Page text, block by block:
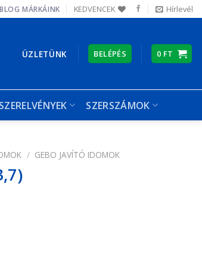
BLOG MÁRKÁINK KEDVENCEK Hírlevél
ÜZLETÜNK BELÉPÉS 0 FT
SZERSZÁMOK
/ GEBO JAVÍTÓ IDOMOK